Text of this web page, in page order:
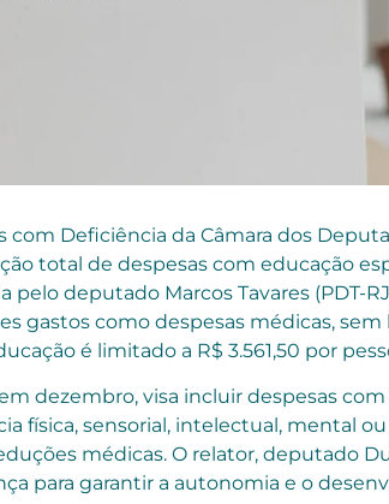
com Deficiência da Câmara dos
total de despesas com educação
deputado Marcos Tavares (PDT-
gastos como despesas médicas,
é limitado a R$ 3.561,50 por
dezembro, visa incluir despesas
física, sensorial, intelectual, mental
médicas. O relator, deputado
para garantir a autonomia e o